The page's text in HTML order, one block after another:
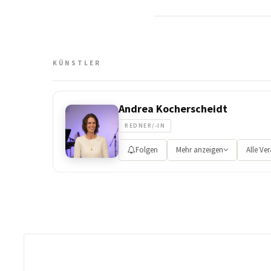
KÜNSTLER
Andrea Kocherscheidt
REDNER/-IN
Folgen Mehr anzeigen Alle